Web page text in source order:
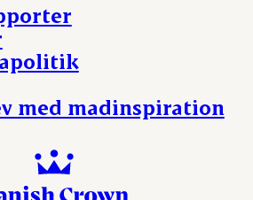
med madinspiration